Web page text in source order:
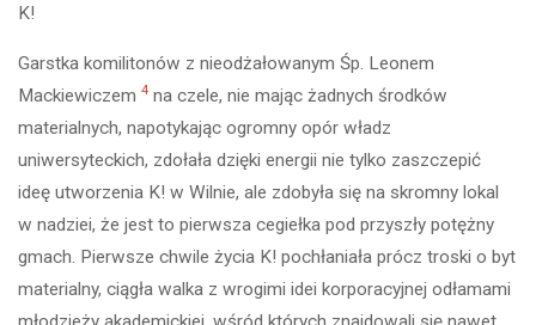
K!
Garstka komilitonów z nieodżałowanym Śp. Leonem
Mackiewiczem4 na czele, nie mając żadnych środków
materialnych, napotykając ogromny opór władz
uniwersyteckich, zdołała dzięki energii nie tylko zaszczepić
ideę utworzenia K! w Wilnie, ale zdobyła się na skromny lokal
w nadziei, że jest to pierwsza cegiełka pod przyszły potężny
gmach. Pierwsze chwile życia K! pochłaniała prócz troski o byt
materialny, ciągła walka z wrogimi idei korporacyjnej odłamami